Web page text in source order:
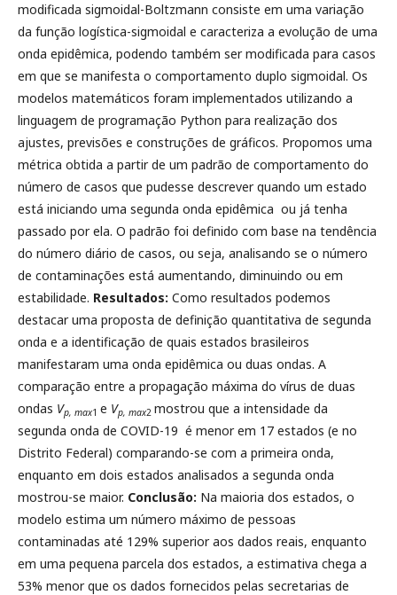
modificada sigmoidal-Boltzmann consiste em uma variação
da função logística-sigmoidal e caracteriza a evolução de uma
onda epidêmica, podendo também ser modificada para casos
em que se manifesta o comportamento duplo sigmoidal. Os
modelos matemáticos foram implementados utilizando a
linguagem de programação Python para realização dos
ajustes, previsões e construções de gráficos. Propomos uma
métrica obtida a partir de um padrão de comportamento do
número de casos que pudesse descrever quando um estado
está iniciando uma segunda onda epidêmica ou já tenha
passado por ela. O padrão foi definido com base na tendência
do número diário de casos, ou seja, analisando se o número
de contaminações está aumentando, diminuindo ou em
estabilidade. Resultados: Como resultados podemos
destacar uma proposta de definição quantitativa de segunda
onda e a identificação de quais estados brasileiros
manifestaram uma onda epidêmica ou duas ondas. A
comparação entre a propagação máxima do vírus de duas
ondas Vp, max1 e Vp, max2 mostrou que a intensidade da
segunda onda de COVID-19 é menor em 17 estados (e no
Distrito Federal) comparando-se com a primeira onda,
enquanto em dois estados analisados a segunda onda
mostrou-se maior. Conclusão: Na maioria dos estados, o
modelo estima um número máximo de pessoas
contaminadas até 129% superior aos dados reais, enquanto
em uma pequena parcela dos estados, a estimativa chega a
53% menor que os dados fornecidos pelas secretarias de